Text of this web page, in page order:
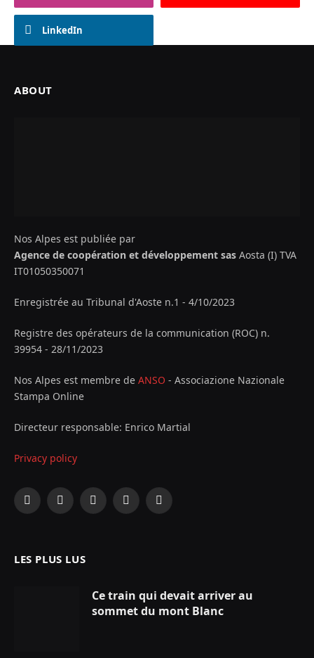
LinkedIn
ABOUT
Nos Alpes est publiée par
Agence de coopération et développement sas Aosta (I) TVA
IT01050350071
Enregistrée au Tribunal d'Aoste n.1 - 4/10/2023
Registre des opérateurs de la communication (ROC) n.
39954 - 28/11/2023
Nos Alpes est membre de ANSO - Associazione Nazionale
Stampa Online
Directeur responsable: Enrico Martial
Privacy policy
Facebook
X
InstagramYouTubeLinkedIn
LES PLUS LUS
Ce train qui devait arriver au
sommet du mont Blanc